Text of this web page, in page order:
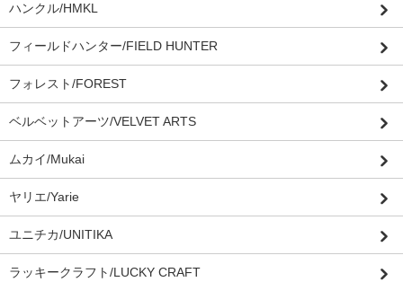
ハンクル/HMKL
フィールドハンター/FIELD HUNTER
フォレスト/FOREST
ベルベットアーツ/VELVET ARTS
ムカイ/Mukai
ヤリエ/Yarie
ユニチカ/UNITIKA
ラッキークラフト/LUCKY CRAFT